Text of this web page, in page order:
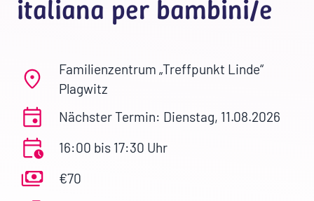
italiana per bambini/e
Familienzentrum „Treffpunkt Linde“
Plagwitz
Nächster Termin: Dienstag, 11.08.2026
16:00 bis 17:30 Uhr
€70